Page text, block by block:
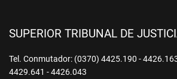
SUPERIOR TRIBUNAL DE
Tel. Conmutador: (0370) 4425.190 -
4429.641 - 4426.043